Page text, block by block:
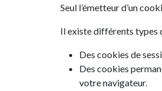
Seul l’émetteur d’un
Il existe différents types
Des cookies de
Des cookies
votre navigateur.